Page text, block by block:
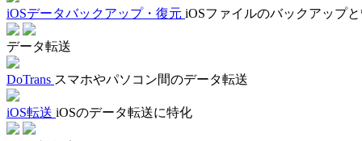
iOSデータバックアップ・復元 iOSファイルのバックアップ
データ転送
DoTrans スマホやパソコン間のデータ転送
iOS転送 iOSのデータ転送に特化